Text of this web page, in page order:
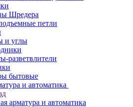
Шредера
петли
и углы
разветвлители
бытовые
и автоматика
арматура и автоматика